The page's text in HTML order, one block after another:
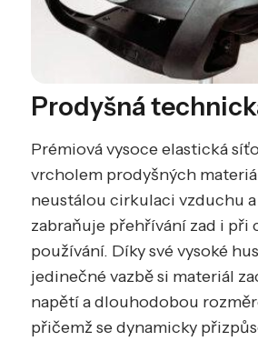
Prodyšná
Prémiová vysoce elastická
vrcholem prodyšných
neustálou cirkulaci vzduchu
zabraňuje přehřívání zad i při
používání. Díky své vysoké
jedinečné vazbě si materiál
napětí a dlouhodobou
přičemž se dynamicky